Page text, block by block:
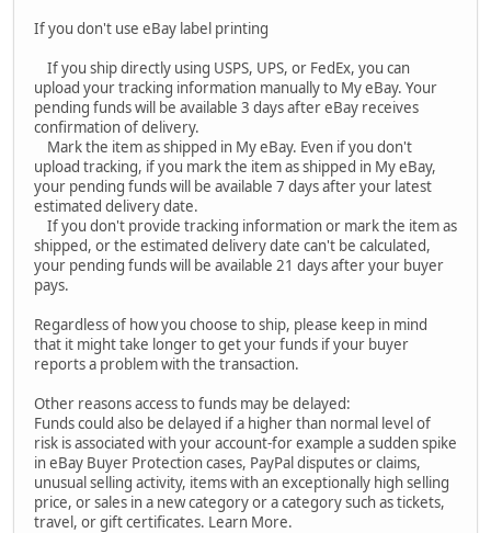
If you don't use eBay label printing
If you ship directly using USPS, UPS, or FedEx, you can
upload your tracking information manually to My eBay. Your
pending funds will be available 3 days after eBay receives
confirmation of delivery.
Mark the item as shipped in My eBay. Even if you don't
upload tracking, if you mark the item as shipped in My eBay,
your pending funds will be available 7 days after your latest
estimated delivery date.
If you don't provide tracking information or mark the item as
shipped, or the estimated delivery date can't be calculated,
your pending funds will be available 21 days after your buyer
pays.
Regardless of how you choose to ship, please keep in mind
that it might take longer to get your funds if your buyer
reports a problem with the transaction.
Other reasons access to funds may be delayed:
Funds could also be delayed if a higher than normal level of
risk is associated with your account-for example a sudden spike
in eBay Buyer Protection cases, PayPal disputes or claims,
unusual selling activity, items with an exceptionally high selling
price, or sales in a new category or a category such as tickets,
travel, or gift certificates. Learn More.